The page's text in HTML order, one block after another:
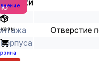
ю
Отверстие